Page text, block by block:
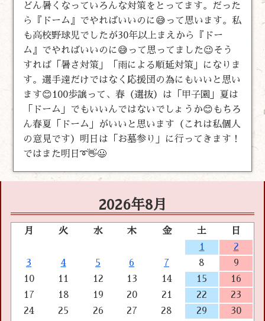
どん暑くなっていろんな対策をとってます。だった
ら『ドーム』でやればいいのに😅って思います。私
も高校野球児でしたが30年以上まえから『ドー
ム』でやればいいのに😅って思ってました😉そう
すれば「暑さ対策」「雨による順延対策」になりま
す。選手達だけではなく応援団の為にもいいと思い
ます😊100歩譲って、春（選抜）は「甲子園」夏は
「ドーム」でもいいんではないでしょうか😊もちろ
ん春夏「ドーム」がいいと思います（これは私個人
の意見です）明日は「お墓参り」に行ってきます！
ではまた明日➰👋😃
2026年8月
月 火 水 木 金 土
日
1
2
3
4 5 6 7 8
9
10
11 12 13 14 15
16
17
18 19 20 21 22
23
24
25 26 27 28 29
30